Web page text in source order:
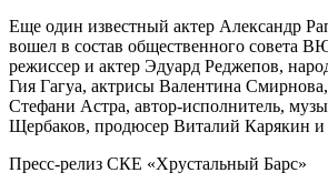
Еще один известный актер Александр
вошел в состав общественного совета
режиссер и актер Эдуард Реджепов,
Гия Гагуа, актрисы Валентина
Стефани Астра, автор-исполнитель,
Щербаков, продюсер Виталий Карякин и
Пресс-релиз СКЕ «Хрустальный Барс»